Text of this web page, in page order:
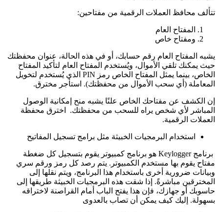
تتألف محافظ العملات الرقمية من مفتاحين:
المفتاح العام
ومفتاح خاص
يشبه المفتاح العام رقم حسابك، أو في هذه الحالة، عنوان محفظتك
حيث يمكنك تلقي الأموال، ويُستخدم المفتاح العام لتأكيد المفتاح
الخاص، بينما يمثل المفتاح الخاص رمز PIN الذي يُستخدم لتخويل
المعاملة (أي سحب الأموال من محفظتك). استأجر مخترق.
إن الكشف عن مفتاحك الخاص علنًا يشبه منح إمكانية الوصول
المباشر لأي شخص يراه للسحب من محفظتك.
العملات الرقمية.
استخدام البرمجيات الخبيثة مثل برامج تسجيل المفاتيح
برنامج Keylogger هو برنامج كمبيوتر يقوم بتسجيل كل ضغطة
مفتاح يقوم بها مستخدم الكمبيوتر. يتم رصد كل رمز ورقم سري
وبيانات ضرورية أخرى باستخدام هذا البرنامج، ويتم نقلها إلى
المخترقين مباشرةً. إذا شقت هذه البرمجيات الخبيثة طريقها إلى
حاسوبك أو جهازك، فإن هذا يفتح الباب أمام القراصنة لاختراقه
بسهولة. إليك كيف يمكن أن تصاب بالعدوى